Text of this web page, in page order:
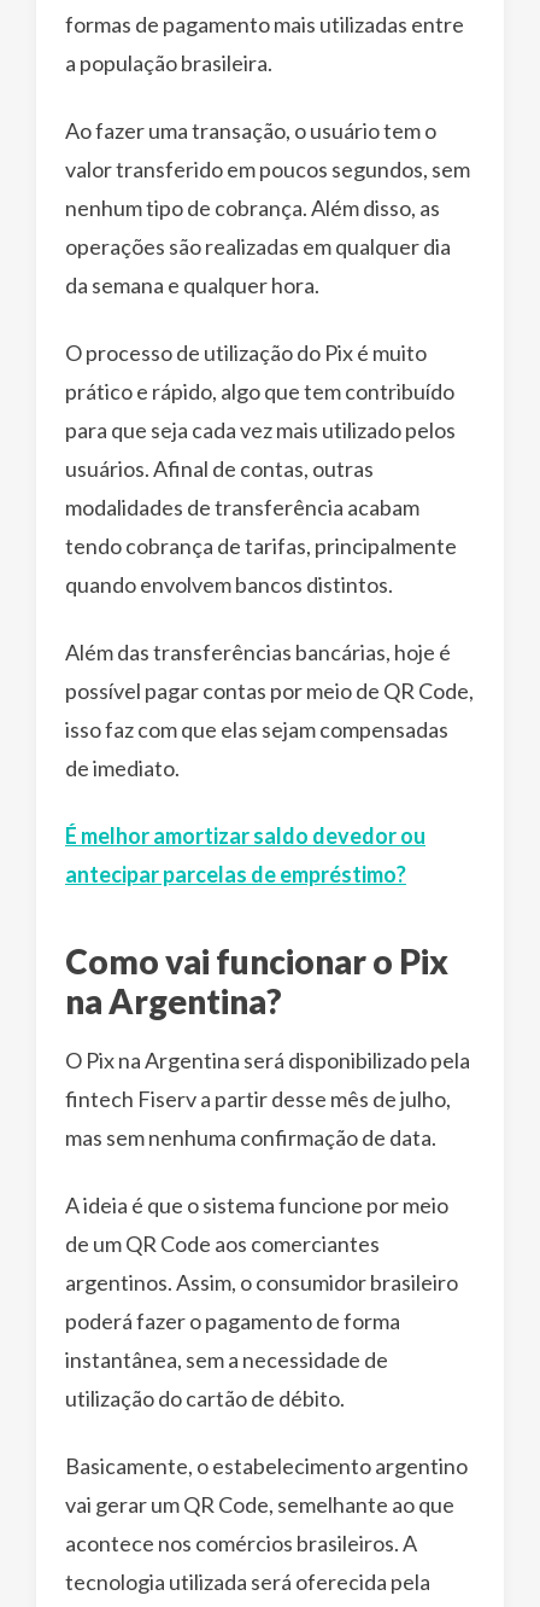
formas de pagamento mais utilizadas entre
a população brasileira.
Ao fazer uma transação, o usuário tem o
valor transferido em poucos segundos, sem
nenhum tipo de cobrança. Além disso, as
operações são realizadas em qualquer dia
da semana e qualquer hora.
O processo de utilização do Pix é muito
prático e rápido, algo que tem contribuído
para que seja cada vez mais utilizado pelos
usuários. Afinal de contas, outras
modalidades de transferência acabam
tendo cobrança de tarifas, principalmente
quando envolvem bancos distintos.
Além das transferências bancárias, hoje é
possível pagar contas por meio de QR Code,
isso faz com que elas sejam compensadas
de imediato.
É melhor amortizar saldo devedor ou
antecipar parcelas de empréstimo?
Como vai funcionar o Pix
na Argentina?
O Pix na Argentina será disponibilizado pela
fintech Fiserv a partir desse mês de julho,
mas sem nenhuma confirmação de data.
A ideia é que o sistema funcione por meio
de um QR Code aos comerciantes
argentinos. Assim, o consumidor brasileiro
poderá fazer o pagamento de forma
instantânea, sem a necessidade de
utilização do cartão de débito.
Basicamente, o estabelecimento argentino
vai gerar um QR Code, semelhante ao que
acontece nos comércios brasileiros. A
tecnologia utilizada será oferecida pela